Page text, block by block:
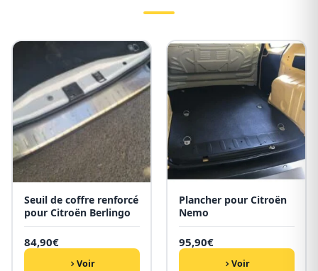
Seuil de coffre renforcé
pour Citroën Berlingo
84,90€
Voir
Plancher pour Citroën
Nemo
95,90€
Voir